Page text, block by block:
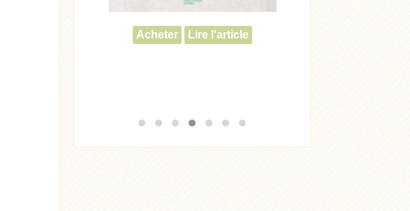
Acheter Lire l'article